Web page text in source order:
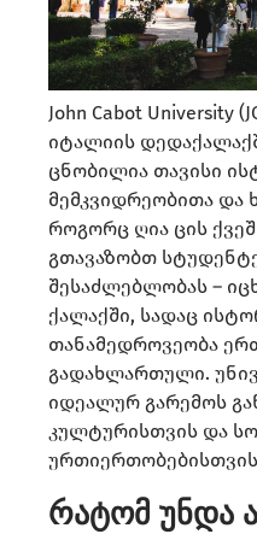
John Cabot University
იტალიის
ცნობილია თავისი
მემკვიდრეობითა და
როგორც ღია ცის
გთავაზობთ
შესაძლებლობას –
ქალაქში, სადაც
თანამედროვეობა
გადახლართული.
იდეალურ გარემოს
კულტურისთვის და
რატომ უნდა